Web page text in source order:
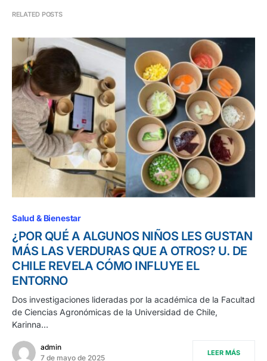
RELATED POSTS
Salud & Bienestar
¿POR QUÉ A ALGUNOS NIÑOS LES GUSTAN
MÁS LAS VERDURAS QUE A OTROS? U. DE
CHILE REVELA CÓMO INFLUYE EL
ENTORNO
Dos investigaciones lideradas por la académica de la Facultad
de Ciencias Agronómicas de la Universidad de Chile,
Karinna…
admin
7 de mayo de 2025
LEER MÁS